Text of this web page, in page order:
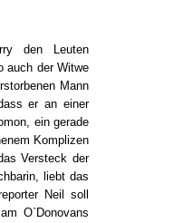
den Leuten
auch der Witwe
Mann
er an einer
ein gerade
Komplizen
Versteck der
liebt das
Neil soll
O`Donovans